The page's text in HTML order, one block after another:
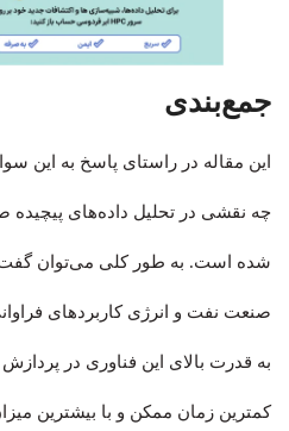
جمع‌بندی
این مقاله در راستای پاسخ به این
چه نقشی در تحلیل داده‌های پیچیده
صنعت نفت و انرژی کاربردهای
به قدرت بالای این فناوری در
کمترین زمان ممکن و با بیشترین